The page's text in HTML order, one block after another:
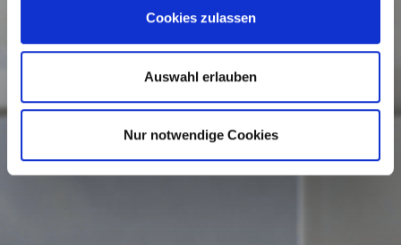
Cookies zulassen
Auswahl erlauben
Nur notwendige Cookies